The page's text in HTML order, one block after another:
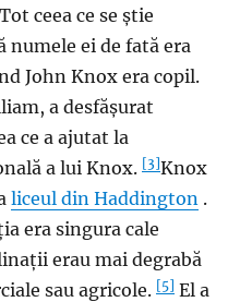
Tot ceea ce se știe
numele ei de fată era
John Knox era copil.
a desfășurat
ce a ajutat la
a lui Knox.[3]Knox
liceul din Haddington .
era singura cale
erau mai degrabă
sau agricole.[5] El a